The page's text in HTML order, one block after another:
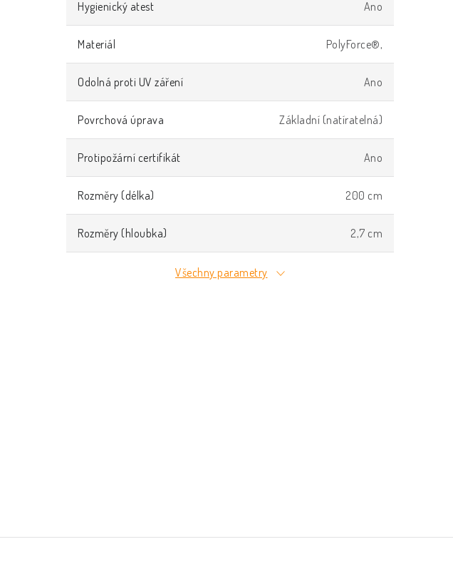
Hygienický atest Ano
Materiál PolyForce®,
Odolná proti UV záření Ano
Povrchová úprava Základní (natíratelná)
Protipožární certifikát Ano
Rozměry (délka) 200 cm
Rozměry (hloubka) 2,7 cm
Všechny parametry